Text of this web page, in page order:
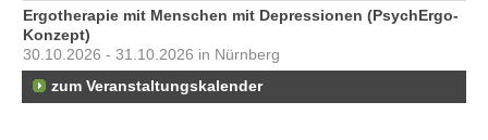
Ergotherapie mit Menschen mit Depressionen (PsychErgo-
Konzept)
30.10.2026 - 31.10.2026 in Nürnberg
zum Veranstaltungskalender